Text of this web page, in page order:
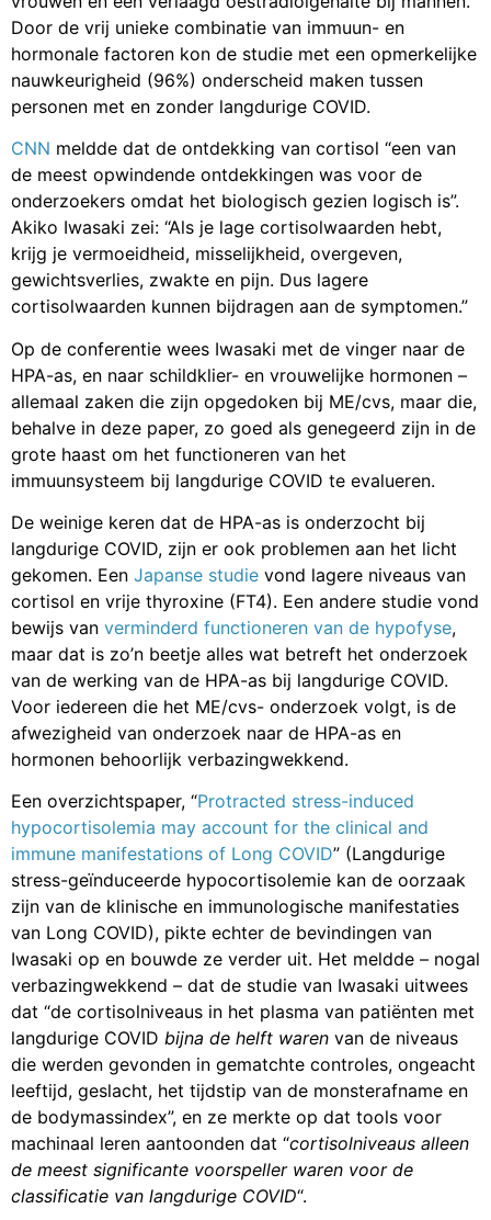
Door de vrij unieke combinatie van immuun- en
hormonale factoren kon de studie met een opmerkelijke
nauwkeurigheid (96%) onderscheid maken tussen
personen met en zonder langdurige COVID.
CNN meldde dat de ontdekking van cortisol “een van
de meest opwindende ontdekkingen was voor de
onderzoekers omdat het biologisch gezien logisch is”.
Akiko Iwasaki zei: “Als je lage cortisolwaarden hebt,
krijg je vermoeidheid, misselijkheid, overgeven,
gewichtsverlies, zwakte en pijn. Dus lagere
cortisolwaarden kunnen bijdragen aan de symptomen.”
Op de conferentie wees Iwasaki met de vinger naar de
HPA-as, en naar schildklier- en vrouwelijke hormonen –
allemaal zaken die zijn opgedoken bij ME/cvs, maar die,
behalve in deze paper, zo goed als genegeerd zijn in de
grote haast om het functioneren van het
immuunsysteem bij langdurige COVID te evalueren.
De weinige keren dat de HPA-as is onderzocht bij
langdurige COVID, zijn er ook problemen aan het licht
gekomen. Een Japanse studie vond lagere niveaus van
cortisol en vrije thyroxine (FT4). Een andere studie vond
bewijs van verminderd functioneren van de hypofyse,
maar dat is zo’n beetje alles wat betreft het onderzoek
van de werking van de HPA-as bij langdurige COVID.
Voor iedereen die het ME/cvs- onderzoek volgt, is de
afwezigheid van onderzoek naar de HPA-as en
hormonen behoorlijk verbazingwekkend.
Een overzichtspaper, “Protracted stress-induced
hypocortisolemia may account for the clinical and
immune manifestations of Long COVID” (Langdurige
stress-geïnduceerde hypocortisolemie kan de oorzaak
zijn van de klinische en immunologische manifestaties
van Long COVID), pikte echter de bevindingen van
Iwasaki op en bouwde ze verder uit. Het meldde – nogal
verbazingwekkend – dat de studie van Iwasaki uitwees
dat “de cortisolniveaus in het plasma van patiënten met
langdurige COVID bijna de helft waren van de niveaus
die werden gevonden in gematchte controles, ongeacht
leeftijd, geslacht, het tijdstip van de monsterafname en
de bodymassindex”, en ze merkte op dat tools voor
machinaal leren aantoonden dat “cortisolniveaus alleen
de meest significante voorspeller waren voor de
classificatie van langdurige COVID“.